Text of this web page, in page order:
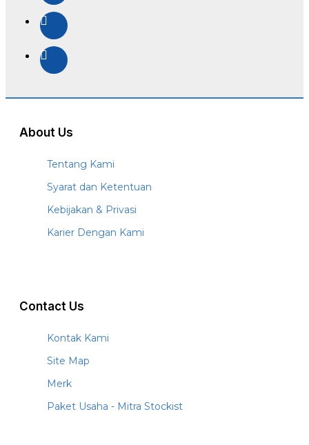
About Us
Tentang Kami
Syarat dan Ketentuan
Kebijakan & Privasi
Karier Dengan Kami
Contact Us
Kontak Kami
Site Map
Merk
Paket Usaha - Mitra Stockist